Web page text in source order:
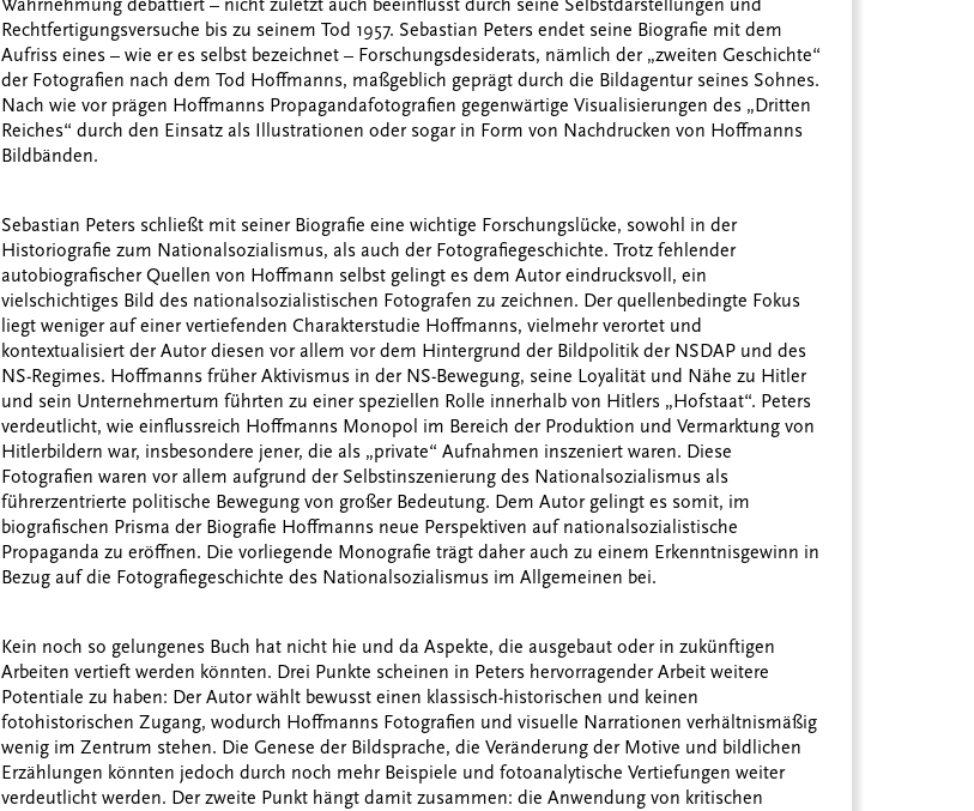
Wahrnehmung debattiert – nicht zuletzt auch beeinflusst durch seine Selbstdarstellungen und
Rechtfertigungsversuche bis zu seinem Tod 1957. Sebastian Peters endet seine Biografie mit dem
Aufriss eines – wie er es selbst bezeichnet – Forschungsdesiderats, nämlich der „zweiten Geschichte“
der Fotografien nach dem Tod Hoffmanns, maßgeblich geprägt durch die Bildagentur seines Sohnes.
Nach wie vor prägen Hoffmanns Propagandafotografien gegenwärtige Visualisierungen des „Dritten
Reiches“ durch den Einsatz als Illustrationen oder sogar in Form von Nachdrucken von Hoffmanns
Bildbänden.
Sebastian Peters schließt mit seiner Biografie eine wichtige Forschungslücke, sowohl in der
Historiografie zum Nationalsozialismus, als auch der Fotografiegeschichte. Trotz fehlender
autobiografischer Quellen von Hoffmann selbst gelingt es dem Autor eindrucksvoll, ein
vielschichtiges Bild des nationalsozialistischen Fotografen zu zeichnen. Der quellenbedingte Fokus
liegt weniger auf einer vertiefenden Charakterstudie Hoffmanns, vielmehr verortet und
kontextualisiert der Autor diesen vor allem vor dem Hintergrund der Bildpolitik der NSDAP und des
NS-Regimes. Hoffmanns früher Aktivismus in der NS-Bewegung, seine Loyalität und Nähe zu Hitler
und sein Unternehmertum führten zu einer speziellen Rolle innerhalb von Hitlers „Hofstaat“. Peters
verdeutlicht, wie einflussreich Hoffmanns Monopol im Bereich der Produktion und Vermarktung von
Hitlerbildern war, insbesondere jener, die als „private“ Aufnahmen inszeniert waren. Diese
Fotografien waren vor allem aufgrund der Selbstinszenierung des Nationalsozialismus als
führerzentrierte politische Bewegung von großer Bedeutung. Dem Autor gelingt es somit, im
biografischen Prisma der Biografie Hoffmanns neue Perspektiven auf nationalsozialistische
Propaganda zu eröffnen. Die vorliegende Monografie trägt daher auch zu einem Erkenntnisgewinn in
Bezug auf die Fotografiegeschichte des Nationalsozialismus im Allgemeinen bei.
Kein noch so gelungenes Buch hat nicht hie und da Aspekte, die ausgebaut oder in zukünftigen
Arbeiten vertieft werden könnten. Drei Punkte scheinen in Peters hervorragender Arbeit weitere
Potentiale zu haben: Der Autor wählt bewusst einen klassisch-historischen und keinen
fotohistorischen Zugang, wodurch Hoffmanns Fotografien und visuelle Narrationen verhältnismäßig
wenig im Zentrum stehen. Die Genese der Bildsprache, die Veränderung der Motive und bildlichen
Erzählungen könnten jedoch durch noch mehr Beispiele und fotoanalytische Vertiefungen weiter
verdeutlicht werden. Der zweite Punkt hängt damit zusammen: die Anwendung von kritischen